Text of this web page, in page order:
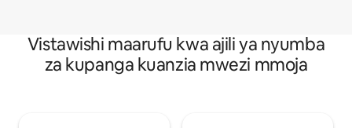
Vistawishi maarufu kwa ajili ya nyumba
za kupanga kuanzia mwezi mmoja